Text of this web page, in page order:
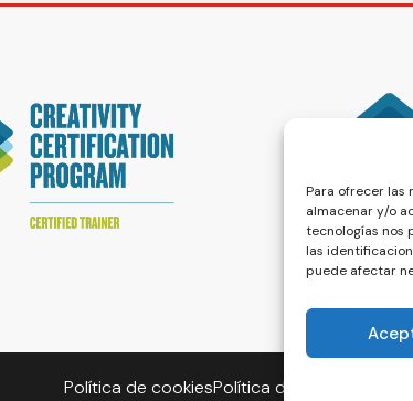
Para ofrecer las
almacenar y/o
tecnologías nos
las
puede afectar
Política de cookiesPolítica de privacidad